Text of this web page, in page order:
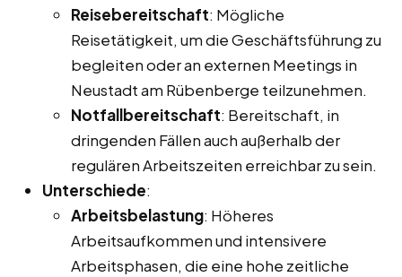
Reisebereitschaft: Mögliche
Reisetätigkeit, um die Geschäftsführung zu
begleiten oder an externen Meetings in
Neustadt am Rübenberge teilzunehmen.
Notfallbereitschaft: Bereitschaft, in
dringenden Fällen auch außerhalb der
regulären Arbeitszeiten erreichbar zu sein.
Unterschiede:
Arbeitsbelastung: Höheres
Arbeitsaufkommen und intensivere
Arbeitsphasen, die eine hohe zeitliche